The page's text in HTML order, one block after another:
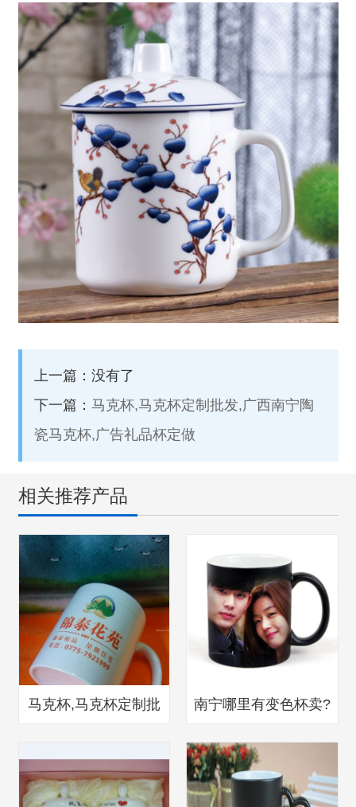
上一篇：没有了
下一篇： 马克杯,马克杯定制批发,广西南宁陶
瓷马克杯,广告礼品杯定做
相关推荐产品
马克杯,马克杯定制批 南宁哪里有变色杯卖?